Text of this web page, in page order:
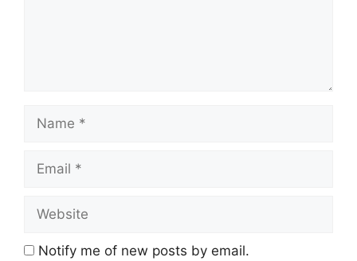
Notify me of new posts by email.